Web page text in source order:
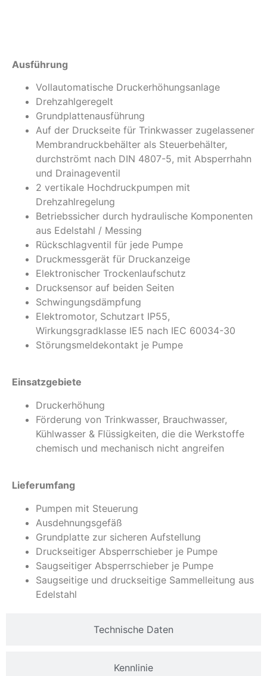
Technische Daten
Kennlinie
Ausführung
Vollautomatische Druckerhöhungsanlage
Drehzahlgeregelt
Grundplattenausführung
Auf der Druckseite für Trinkwasser zugelassener
Membrandruckbehälter als Steuerbehälter,
durchströmt nach DIN 4807-5, mit Absperrhahn
und Drainageventil
2 vertikale Hochdruckpumpen mit
Drehzahlregelung
Betriebssicher durch hydraulische Komponenten
aus Edelstahl / Messing
Rückschlagventil für jede Pumpe
Druckmessgerät für Druckanzeige
Elektronischer Trockenlaufschutz
Drucksensor auf beiden Seiten
Schwingungsdämpfung
Elektromotor, Schutzart IP55,
Wirkungsgradklasse IE5 nach IEC 60034-30
Störungsmeldekontakt je Pumpe
Einsatzgebiete
Druckerhöhung
Förderung von Trinkwasser, Brauchwasser,
Kühlwasser & Flüssigkeiten, die die Werkstoffe
chemisch und mechanisch nicht angreifen
Lieferumfang
Pumpen mit Steuerung
Ausdehnungsgefäß
Grundplatte zur sicheren Aufstellung
Druckseitiger Absperrschieber je Pumpe
Saugseitiger Absperrschieber je Pumpe
Saugseitige und druckseitige Sammelleitung aus
Edelstahl